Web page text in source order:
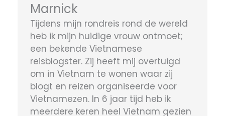
Marnick
Tijdens mijn rondreis rond de wereld
heb ik mijn huidige vrouw ontmoet;
een bekende Vietnamese
reisblogster. Zij heeft mij overtuigd
om in Vietnam te wonen waar zij
blogt en reizen organiseerde voor
Vietnamezen. In 6 jaar tijd heb ik
meerdere keren heel Vietnam gezien